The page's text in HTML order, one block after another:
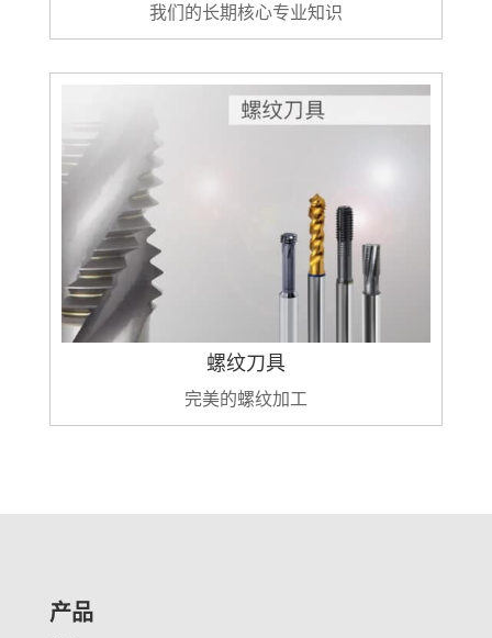
我们的长期核心专业知识
螺纹刀具
完美的螺纹加工
产品